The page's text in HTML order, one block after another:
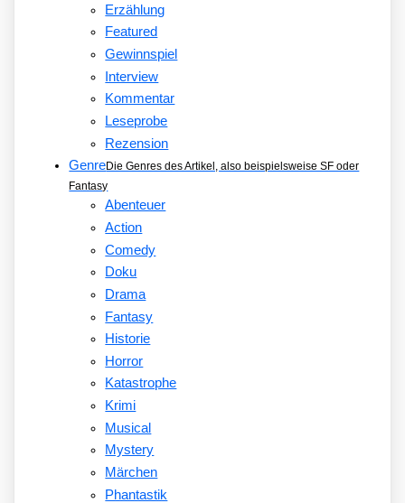
Erzählung
Featured
Gewinnspiel
Interview
Kommentar
Leseprobe
Rezension
GenreDie Genres des Artikel, also beispielsweise SF oder
Fantasy
Abenteuer
Action
Comedy
Doku
Drama
Fantasy
Historie
Horror
Katastrophe
Krimi
Musical
Mystery
Märchen
Phantastik